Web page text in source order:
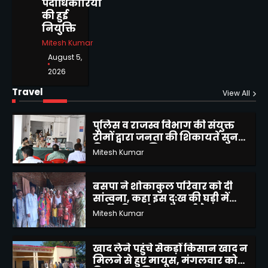
पदाधिकारियों
की हुई
नियुक्ति
Mitesh Kumar
August 5,
2026
Travel View All
कृष्णा पासवान राज्य मंत्री ने किया
1
2
पुलिस व राजस्व विभाग की संयुक्त
टीमों द्वारा जनता की शिकायतें सुन
किया उनका निस्तारण
Mitesh Kumar
3
बसपा ने शोकाकुल परिवार को दी
सांत्वना, कहा इस दुःख की घड़ी में
पार्टी परिवार के साथ खड़ी है
Mitesh Kumar
खाद लेने पहुंचे सैकड़ों किसान खाद न
मिलने से हुए मायूस, मंगलवार को